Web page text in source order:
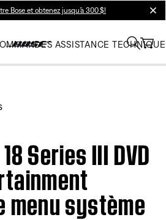
Bose et obtenez jusqu’à 300 $!
ASSISTANCE TECHNIQUE
Series III DVD
menu système